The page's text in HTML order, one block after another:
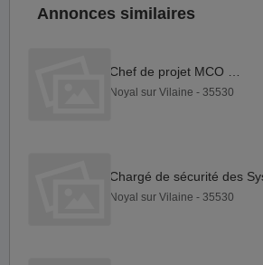
Annonces similaires
Noyal sur Vilaine - 35530
Noyal sur Vilaine - 35530